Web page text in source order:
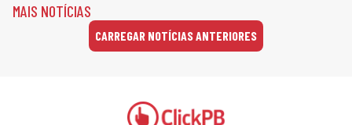
MAIS NOTÍCIAS
CARREGAR NOTÍCIAS ANTERIORES